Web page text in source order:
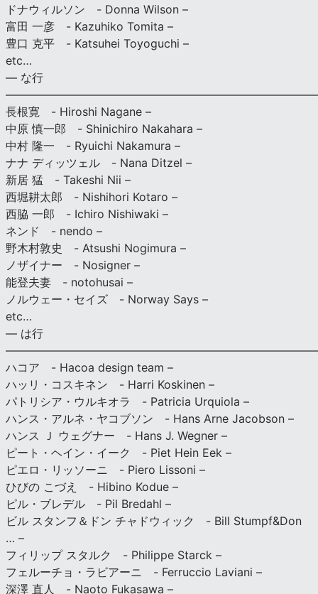
ドナウィルソン - Donna Wilson –
富田 一彦 - Kazuhiko Tomita –
豊口 克平 - Katsuhei Toyoguchi –
etc…
— な行
長根寛 - Hiroshi Nagane –
中原 慎一郎 - Shinichiro Nakahara –
中村 隆一 - Ryuichi Nakamura –
ナナ ディッツェル - Nana Ditzel –
新居 猛 - Takeshi Nii –
西堀耕太郎 - Nishihori Kotaro –
西脇 一郎 - Ichiro Nishiwaki –
ネンド - nendo –
野木村敦史 - Atsushi Nogimura –
ノザイナー - Nosigner –
能登夫妻 - notohusai –
ノルウェー・セイズ - Norway Says –
etc…
— は行
ハコア - Hacoa design team –
ハッリ・コスキネン - Harri Koskinen –
パトリシア・ウルキオラ - Patricia Urquiola –
ハンス・アルネ・ヤコブソン - Hans Arne Jacobson –
ハンス Ｊ ウェグナー - Hans J. Wegner –
ピート・ヘイン・イーク - Piet Hein Eek –
ピエロ・リッソーニ - Piero Lissoni –
ひびの こづえ - Hibino Kodue –
ピル・ブレデル - Pil Bredahl –
ビル スタンフ＆ドン チャドウィック - Bill Stumpf&Don
… –
フィリップ スタルク - Philippe Starck –
フェルーチョ・ラビアーニ - Ferruccio Laviani –
深澤 直人 - Naoto Fukasawa –